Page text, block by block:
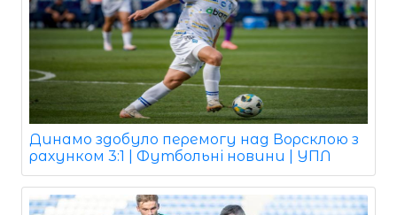
Динамо здобуло перемогу над Ворсклою з
рахунком 3:1 | Футбольні новини | УПЛ